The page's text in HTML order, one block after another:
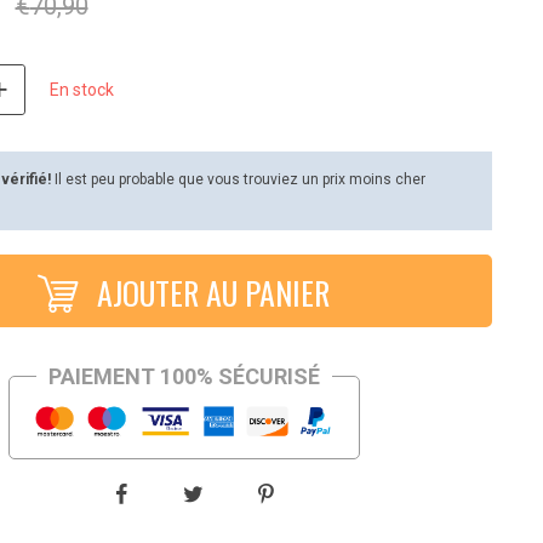
€70,90
En stock
vérifié!
Il est peu probable que vous trouviez un prix moins cher
AJOUTER AU PANIER
PAIEMENT 100% SÉCURISÉ